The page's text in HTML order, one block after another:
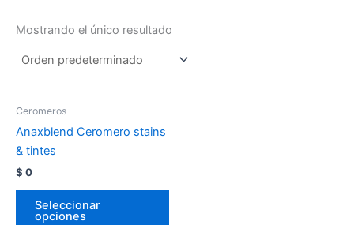
Mostrando el único resultado
Ceromeros
Anaxblend Ceromero stains
& tintes
$ 0
Seleccionar
opciones